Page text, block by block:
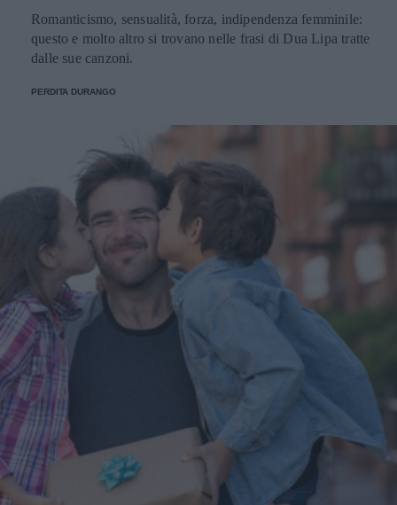
Romanticismo, sensualità, forza, indipendenza femminile:
questo e molto altro si trovano nelle frasi di Dua Lipa tratte
dalle sue canzoni.
PERDITA DURANGO